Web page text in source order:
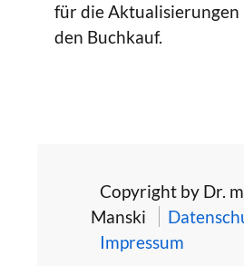
für die Aktualisierungen
den Buchkauf.
Copyright by Dr.
Manski
Impressum